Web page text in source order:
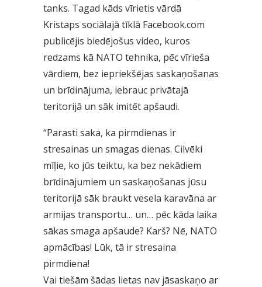
tanks. Tagad kāds vīrietis vārdā
Kristaps sociālajā tīklā Facebook.com
publicējis biedējošus video, kuros
redzams kā NATO tehnika, pēc vīrieša
vārdiem, bez iepriekšējas saskaņošanas
un brīdinājuma, iebrauc privātajā
teritorijā un sāk imitēt apšaudi.
“Parasti saka, ka pirmdienas ir
stresainas un smagas dienas. Cilvēki
mīļie, ko jūs teiktu, ka bez nekādiem
brīdinājumiem un saskaņošanas jūsu
teritorijā sāk braukt vesela karavāna ar
armijas transportu… un… pēc kāda laika
sākas smaga apšaude? Karš? Nē, NATO
apmācības! Lūk, tā ir stresaina
pirmdiena!
Vai tiešām šādas lietas nav jāsaskaņo ar